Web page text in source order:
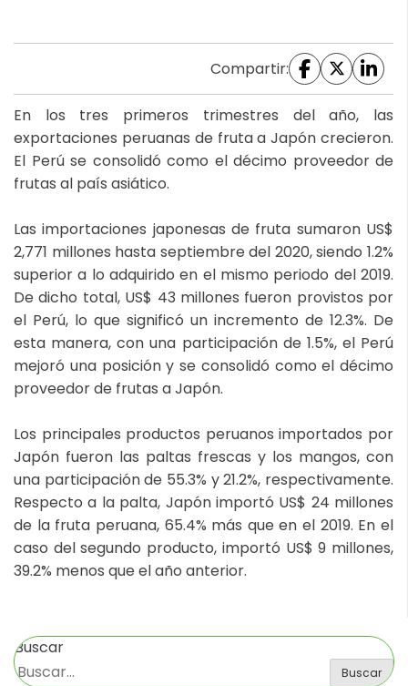
Compartir:
En los tres primeros trimestres del año, las
exportaciones peruanas de fruta a Japón crecieron.
El Perú se consolidó como el décimo proveedor de
frutas al país asiático.
Las importaciones japonesas de fruta sumaron US$
2,771 millones hasta septiembre del 2020, siendo 1.2%
superior a lo adquirido en el mismo periodo del 2019.
De dicho total, US$ 43 millones fueron provistos por
el Perú, lo que significó un incremento de 12.3%. De
esta manera, con una participación de 1.5%, el Perú
mejoró una posición y se consolidó como el décimo
proveedor de frutas a Japón.
Los principales productos peruanos importados por
Japón fueron las paltas frescas y los mangos, con
una participación de 55.3% y 21.2%, respectivamente.
Respecto a la palta, Japón importó US$ 24 millones
de la fruta peruana, 65.4% más que en el 2019. En el
caso del segundo producto, importó US$ 9 millones,
39.2% menos que el año anterior.
Buscar
Buscar